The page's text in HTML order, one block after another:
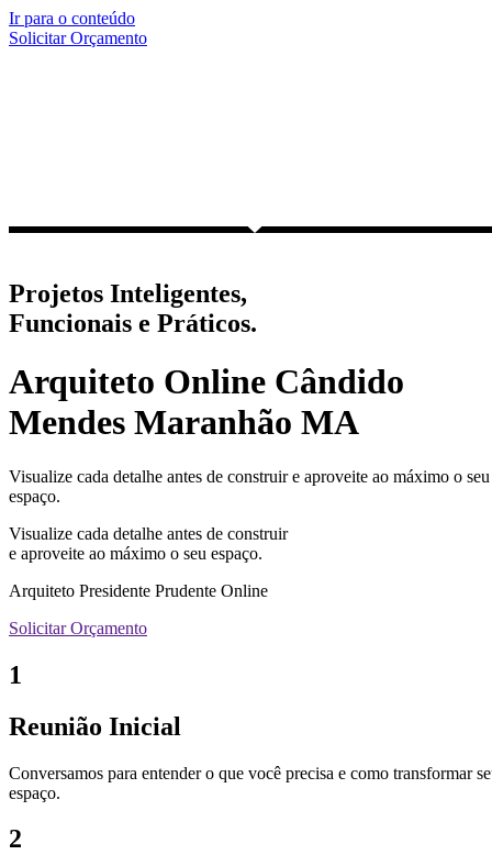
Ir para o conteúdo
Solicitar Orçamento
Projetos Inteligentes,
Funcionais e Práticos.
Arquiteto Online Cândido
Mendes Maranhão MA
Visualize cada detalhe antes de construir e aproveite ao máximo o seu
espaço.
Visualize cada detalhe antes de construir
e aproveite ao máximo o seu espaço.
Arquiteto Presidente Prudente Online
Solicitar Orçamento
1
Reunião Inicial
Conversamos para entender o que você precisa e como transformar
espaço.
2